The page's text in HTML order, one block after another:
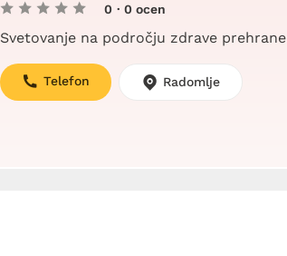
0 · 0 ocen
Svetovanje na področju zdrave prehrane
Telefon Radomlje